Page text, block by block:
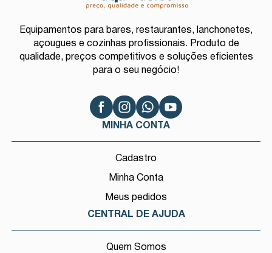
Equipamentos para bares, restaurantes, lanchonetes,
açougues e cozinhas profissionais. Produto de
qualidade, preços competitivos e soluções eficientes
para o seu negócio!
MINHA CONTA
Cadastro
Minha Conta
Meus pedidos
CENTRAL DE AJUDA
Quem Somos